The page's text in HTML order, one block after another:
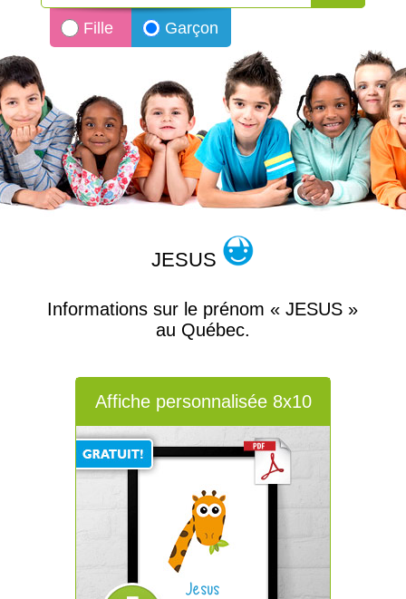
Fille Garçon
JESUS
Informations sur le prénom « JESUS »
au Québec.
Affiche personnalisée 8x10
Jesus